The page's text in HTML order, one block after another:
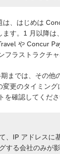
は、はじめは
ます。1 月以降は
や Concur
フラストラクチャ
までは、その他
変更のタイミン
を確認してくださ
、IP アドレスに
する会社のみが